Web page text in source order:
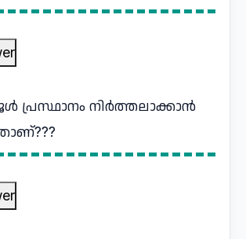
പ്രസ്ഥാനം നിർത്തലാക്കാൻ